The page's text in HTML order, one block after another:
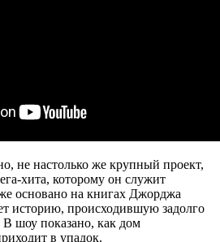
не настолько же крупный проект,
хита, которому он служит
основано на книгах Джорджа
историю, происходившую задолго
шоу показано, как дом
в упадок.